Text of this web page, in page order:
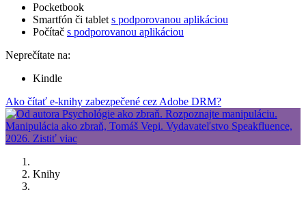
Pocketbook
Smartfón či tablet s podporovanou aplikáciou
Počítač s podporovanou aplikáciou
Neprečítate na:
Kindle
Ako čítať e-knihy zabezpečené cez Adobe DRM?
Knihy